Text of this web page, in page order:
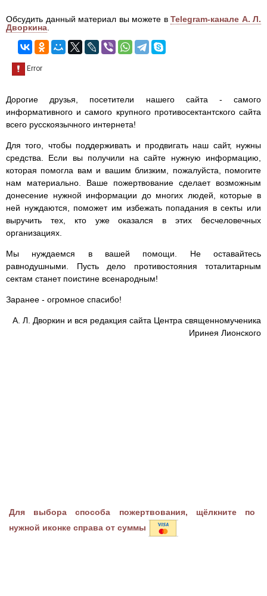
Обсудить данный материал вы можете в Telegram-канале А. Л.
Дворкина
Дорогие друзья, посетители нашего сайта - самого
информативного и самого крупного противосектантского сайта
всего русскоязычного интернета!
Для того, чтобы поддерживать и продвигать наш сайт, нужны
средства. Если вы получили на сайте нужную информацию,
которая помогла вам и вашим близким, пожалуйста, помогите
нам материально. Ваше пожертвование сделает возможным
донесение нужной информации до многих людей, которые в
ней нуждаются, поможет им избежать попадания в секты или
выручить тех, кто уже оказался в этих бесчеловечных
организациях.
Мы нуждаемся в вашей помощи. Не оставайтесь
равнодушными. Пусть дело противостояния тоталитарным
сектам станет поистине всенародным!
Заранее - огромное спасибо!
А. Л. Дворкин и вся редакция сайта Центра священномученика
Иринея Лионского
Для выбора способа пожертвования, щёлкните по
нужной иконке справа от суммы